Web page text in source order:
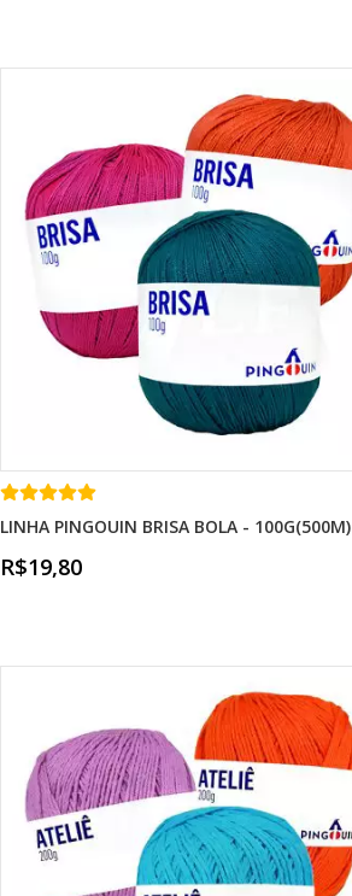
LINHA PINGOUIN BRISA BOLA - 100G(500M)
R$19,80